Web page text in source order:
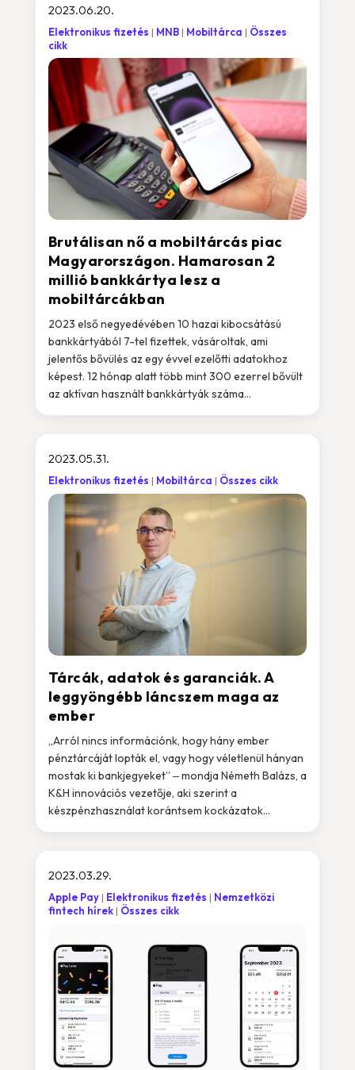
Brutálisan nő a mobiltárcás piac
Magyarországon. Hamarosan 2
millió bankkártya lesz a
mobiltárcákban
2023.06.20.
Elektronikus fizetés MNB Mobiltárca
Összes
cikk
2023 első negyedévében 10 hazai kibocsátású
bankkártyából 7-tel fizettek, vásároltak, ami
jelentős bővülés az egy évvel ezelőtti adatokhoz
képest. 12 hónap alatt több mint 300 ezerrel bővült
az aktívan használt bankkártyák száma...
Tárcák, adatok és garanciák. A
leggyöngébb láncszem maga az
ember
2023.05.31.
Elektronikus fizetés Mobiltárca Összes cikk
„Arról nincs információnk, hogy hány ember
pénztárcáját lopták el, vagy hogy véletlenül hányan
mostak ki bankjegyeket” ‒ mondja Németh Balázs, a
K&H innovációs vezetője, aki szerint a
készpénzhasználat korántsem kockázatok...
2023.03.29.
Apple Pay Elektronikus fizetés
Nemzetközi
fintech hírek
Összes cikk